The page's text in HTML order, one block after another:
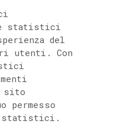
statistici
del
utenti. Con
sito
permesso
statistici.